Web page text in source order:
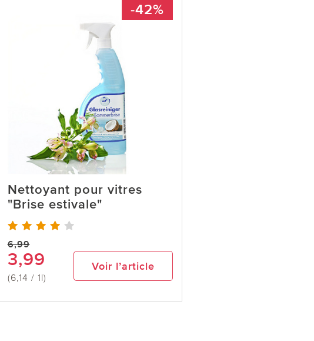
-42%
Nettoyant pour vitres
"Brise estivale"
6,99
3,99
(6,14 / 1l)
Voir l’article